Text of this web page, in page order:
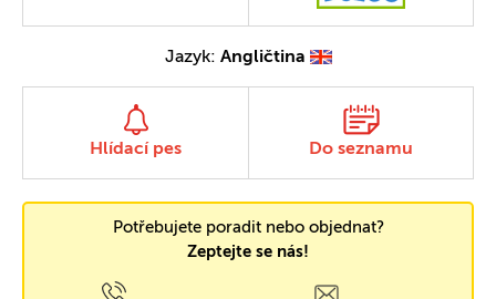
Jazyk: Angličtina
Hlídací pes Do seznamu
Potřebujete poradit nebo objednat?
Zeptejte se nás!